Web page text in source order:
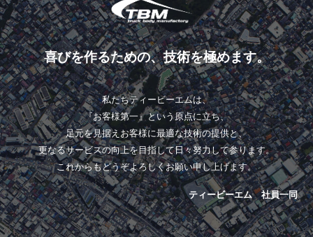
喜びを作るための、技術を極めます。
私たちティービーエムは、
『お客様第一』という原点に立ち、
足元を見据えお客様に最適な技術の提供と、
更なるサービスの向上を目指して日々努力して参ります。
これからもどうぞよろしくお願い申し上げます。
ティービーエム 社員一同